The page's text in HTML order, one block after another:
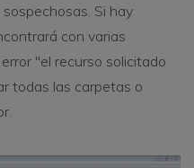
Si hay
con varias
"el recurso solicitado
todas las carpetas o